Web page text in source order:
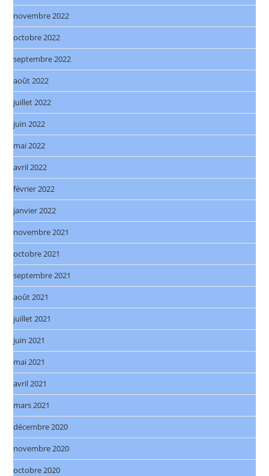
novembre 2022
octobre 2022
septembre 2022
août 2022
juillet 2022
juin 2022
mai 2022
avril 2022
février 2022
janvier 2022
novembre 2021
octobre 2021
septembre 2021
août 2021
juillet 2021
juin 2021
mai 2021
avril 2021
mars 2021
décembre 2020
novembre 2020
octobre 2020